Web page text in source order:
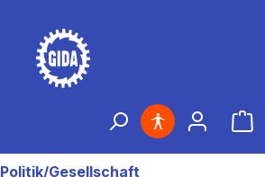
Politik/Gesellschaft